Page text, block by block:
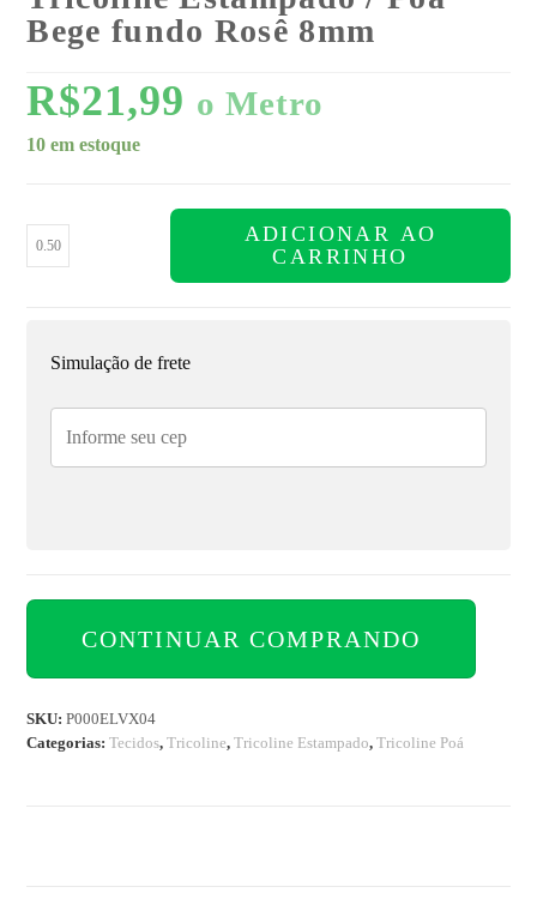
Bege fundo Rosê 8mm
R$21,99 o Metro
10 em estoque
ADICIONAR AO
CARRINHO
Simulação de frete
CONTINUAR COMPRANDO
SKU:P000ELVX04
Categorias:Tecidos,Tricoline,Tricoline Estampado,Tricoline Poá